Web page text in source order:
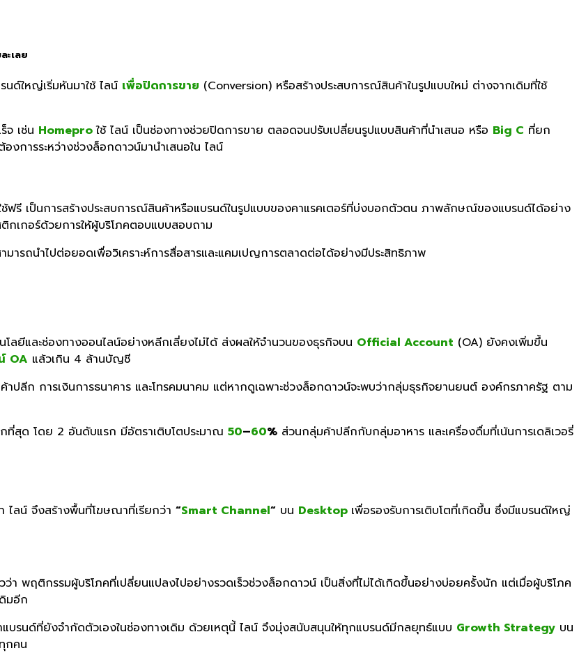
ะเลย
นด์ใหญ่เริ่มหันมาใช้ ไลน์ เพื่อปิดการขาย (Conversion) หรือสร้างประสบการณ์สินค้าในรูปแบบใหม่ ต่างจากเดิมที่ใช้
จ เช่น Homepro ใช้ ไลน์ เป็นช่องทางช่วยปิดการขาย ตลอดจนปรับเปลี่ยนรูปแบบสินค้าที่นำเสนอ หรือ Big C ที่ยก
งการระหว่างช่วงล็อกดาวน์มานำเสนอใน ไลน์
ช้ฟรี เป็นการสร้างประสบการณ์สินค้าหรือแบรนด์ในรูปแบบของคาแรคเตอร์ที่บ่งบอกตัวตน ภาพลักษณ์ของแบรนด์ได้อย่าง
กเกอร์ด้วยการให้ผู้บริโภคตอบแบบสอบถาม
ารถนำไปต่อยอดเพื่อวิเคราะห์การสื่อสารและแคมเปญการตลาดต่อได้อย่างมีประสิทธิภาพ
ลยีและช่องทางออนไลน์อย่างหลีกเลี่ยงไม่ได้ ส่งผลให้จำนวนของธุรกิจบน Official Account (OA) ยังคงเพิ่มขึ้น
OA แล้วเกิน 4 ล้านบัญชี
ลีก การเงินการธนาคาร และโทรคมนาคม แต่หากดูเฉพาะช่วงล็อกดาวน์จะพบว่ากลุ่มธุรกิจยานยนต์ องค์กรภาครัฐ ตาม
ที่สุด โดย 2 อันดับแรก มีอัตราเติบโตประมาณ 50–60% ส่วนกลุ่มค้าปลีกกับกลุ่มอาหาร และเครื่องดื่มที่เน้นการเดลิเวอรี่
ไลน์ จึงสร้างพื้นที่โฆษณาที่เรียกว่า “Smart Channel“ บน Desktop เพื่อรองรับการเติบโตที่เกิดขึ้น ซึ่งมีแบรนด์ใหญ่
ว่า พฤติกรรมผู้บริโภคที่เปลี่ยนแปลงไปอย่างรวดเร็วช่วงล็อกดาวน์ เป็นสิ่งที่ไม่ได้เกิดขึ้นอย่างบ่อยครั้งนัก แต่เมื่อผู้บริโภค
มอีก
แบรนด์ที่ยังจำกัดตัวเองในช่องทางเดิม ด้วยเหตุนี้ ไลน์ จึงมุ่งสนับสนุนให้ทุกแบรนด์มีกลยุทธ์แบบ Growth Strategy บน
กคน